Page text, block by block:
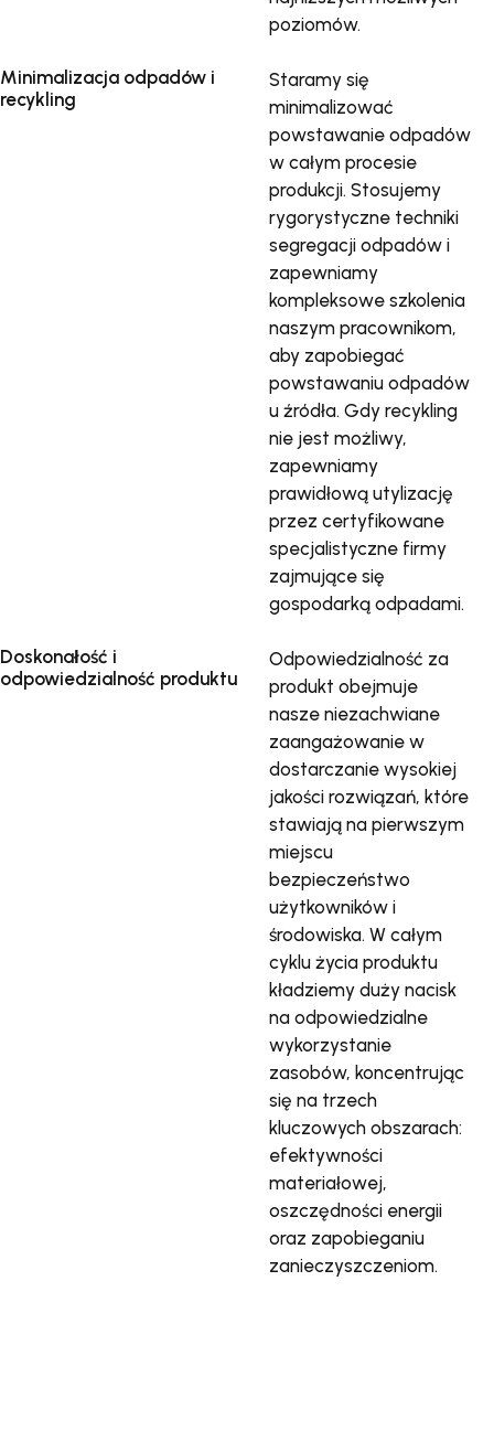
poziomów.
Minimalizacja odpadów i
recykling
Staramy się
minimalizować
powstawanie odpadów
w całym procesie
produkcji. Stosujemy
rygorystyczne techniki
segregacji odpadów i
zapewniamy
kompleksowe szkolenia
naszym pracownikom,
aby zapobiegać
powstawaniu odpadów
u źródła. Gdy recykling
nie jest możliwy,
zapewniamy
prawidłową utylizację
przez certyfikowane
specjalistyczne firmy
zajmujące się
gospodarką odpadami.
Doskonałość i
odpowiedzialność produktu
Odpowiedzialność za
produkt obejmuje
nasze niezachwiane
zaangażowanie w
dostarczanie wysokiej
jakości rozwiązań, które
stawiają na pierwszym
miejscu
bezpieczeństwo
użytkowników i
środowiska. W całym
cyklu życia produktu
kładziemy duży nacisk
na odpowiedzialne
wykorzystanie
zasobów, koncentrując
się na trzech
kluczowych obszarach:
efektywności
materiałowej,
oszczędności energii
oraz zapobieganiu
zanieczyszczeniom.